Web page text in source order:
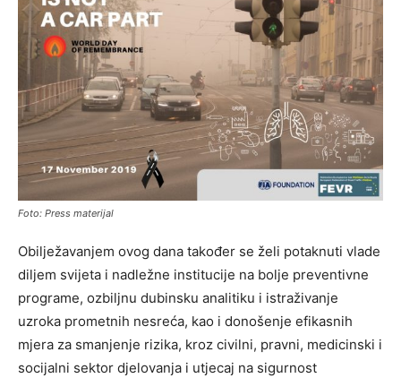
Foto: Press materijal
Obilježavanjem ovog dana također se želi potaknuti vlade
diljem svijeta i nadležne institucije na bolje preventivne
programe, ozbiljnu dubinsku analitiku i istraživanje
uzroka prometnih nesreća, kao i donošenje efikasnih
mjera za smanjenje rizika, kroz civilni, pravni, medicinski i
socijalni sektor djelovanja i utjecaj na sigurnost